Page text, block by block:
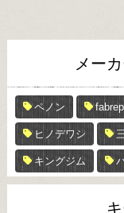
メー
ペノン
ヒノデワシ
キングジム